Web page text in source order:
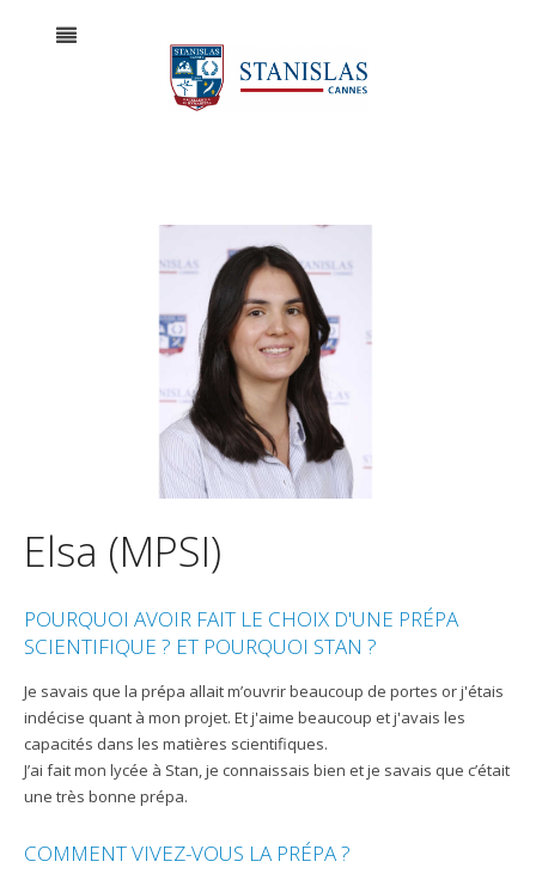
Elsa (MPSI)
POURQUOI AVOIR FAIT LE CHOIX D'UNE PRÉPA
SCIENTIFIQUE ? ET POURQUOI STAN ?
Je savais que la prépa allait m’ouvrir beaucoup de portes or j'étais
indécise quant à mon projet. Et j'aime beaucoup et j'avais les
capacités dans les matières scientifiques.
J’ai fait mon lycée à Stan, je connaissais bien et je savais que c’était
une très bonne prépa.
COMMENT VIVEZ-VOUS LA PRÉPA ?